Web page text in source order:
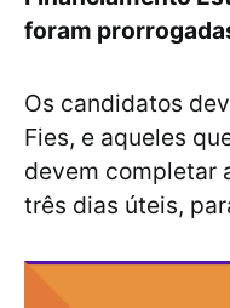
foram
Os candidatos
Fies, e aqueles
devem completar
três dias úteis,